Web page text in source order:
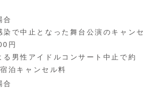
合
で中止となった舞台公演のキャンセ
円
男性アイドルコンサート中止で約
泊キャンセル料
合